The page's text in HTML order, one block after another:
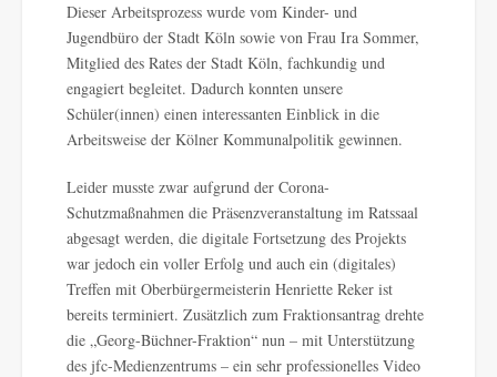
Dieser Arbeitsprozess wurde vom Kinder- und
Jugendbüro der Stadt Köln sowie von Frau Ira Sommer,
Mitglied des Rates der Stadt Köln, fachkundig und
engagiert begleitet. Dadurch konnten unsere
Schüler(innen) einen interessanten Einblick in die
Arbeitsweise der Kölner Kommunalpolitik gewinnen.
Leider musste zwar aufgrund der Corona-
Schutzmaßnahmen die Präsenzveranstaltung im Ratssaal
abgesagt werden, die digitale Fortsetzung des Projekts
war jedoch ein voller Erfolg und auch ein (digitales)
Treffen mit Oberbürgermeisterin Henriette Reker ist
bereits terminiert. Zusätzlich zum Fraktionsantrag drehte
die „Georg-Büchner-Fraktion“ nun – mit Unterstützung
des jfc-Medienzentrums – ein sehr professionelles Video